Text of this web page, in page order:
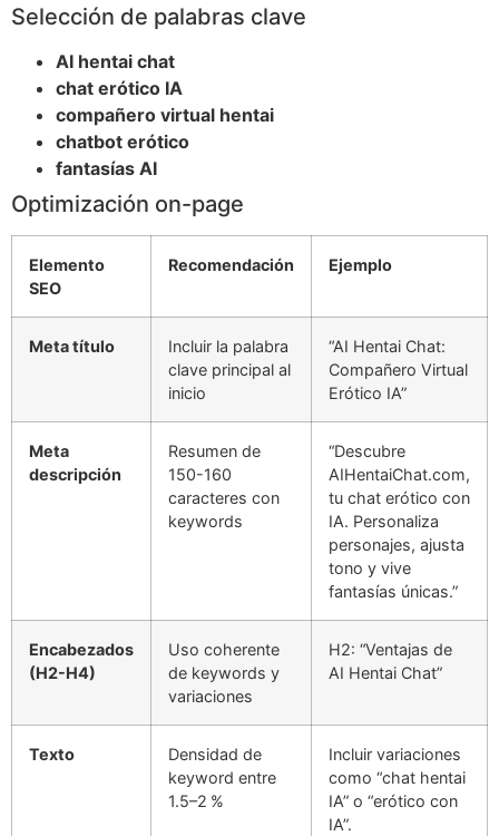
Selección de palabras clave
AI hentai chat
chat erótico IA
compañero virtual hentai
chatbot erótico
fantasías AI
Optimización on-page
Elemento
SEO
Recomendación Ejemplo
Meta título
Incluir la palabra
clave principal al
inicio
“AI Hentai Chat:
Compañero Virtual
Erótico IA”
Meta
descripción
Resumen de
150-160
caracteres con
keywords
“Descubre
AIHentaiChat.com,
tu chat erótico con
IA. Personaliza
personajes, ajusta
tono y vive
fantasías únicas.”
Encabezados
(H2-H4)
Uso coherente
de keywords y
variaciones
H2: “Ventajas de
AI Hentai Chat”
Texto
Densidad de
keyword entre
1.5–2 %
Incluir variaciones
como “chat hentai
IA” o “erótico con
IA”.